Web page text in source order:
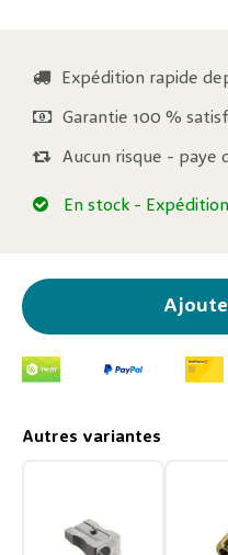
Expédition rapide
Garantie 100 %
Aucun risque - paye
En stock -
Autres variantes